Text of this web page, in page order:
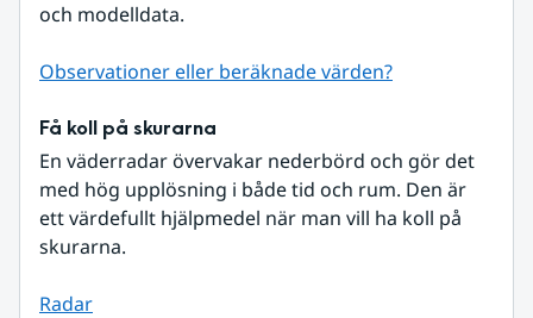
och modelldata.
Observationer eller beräknade värden?
Få koll på skurarna
En väderradar övervakar nederbörd och gör det
med hög upplösning i både tid och rum. Den är
ett värdefullt hjälpmedel när man vill ha koll på
skurarna.
Radar